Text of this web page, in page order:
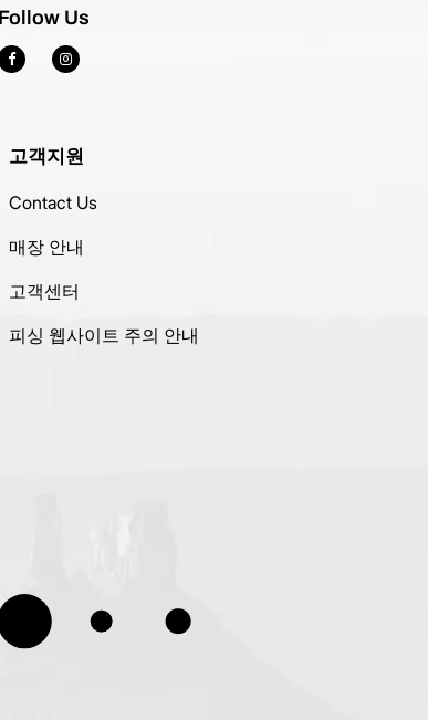
Follow Us
고객지원
Contact Us
매장 안내
고객센터
피싱 웹사이트 주의 안내